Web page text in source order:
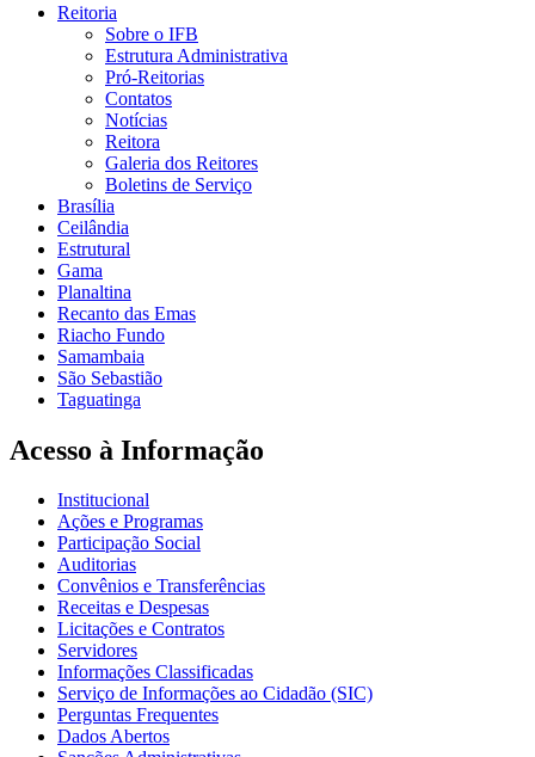
Reitoria
Sobre o IFB
Estrutura Administrativa
Pró-Reitorias
Contatos
Notícias
Reitora
Galeria dos Reitores
Boletins de Serviço
Brasília
Ceilândia
Estrutural
Gama
Planaltina
Recanto das Emas
Riacho Fundo
Samambaia
São Sebastião
Taguatinga
Acesso à Informação
Institucional
Ações e Programas
Participação Social
Auditorias
Convênios e Transferências
Receitas e Despesas
Licitações e Contratos
Servidores
Informações Classificadas
Serviço de Informações ao Cidadão (SIC)
Perguntas Frequentes
Dados Abertos